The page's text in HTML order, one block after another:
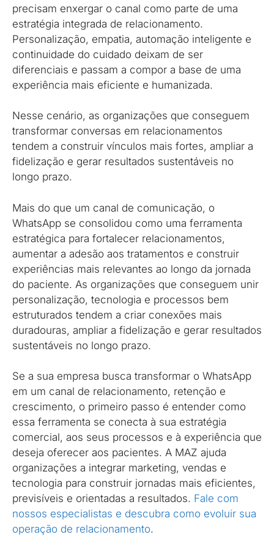
precisam enxergar o canal como parte de uma
estratégia integrada de relacionamento.
Personalização, empatia, automação inteligente e
continuidade do cuidado deixam de ser
diferenciais e passam a compor a base de uma
experiência mais eficiente e humanizada.
Nesse cenário, as organizações que conseguem
transformar conversas em relacionamentos
tendem a construir vínculos mais fortes, ampliar a
fidelização e gerar resultados sustentáveis no
longo prazo.
Mais do que um canal de comunicação, o
WhatsApp se consolidou como uma ferramenta
estratégica para fortalecer relacionamentos,
aumentar a adesão aos tratamentos e construir
experiências mais relevantes ao longo da jornada
do paciente. As organizações que conseguem unir
personalização, tecnologia e processos bem
estruturados tendem a criar conexões mais
duradouras, ampliar a fidelização e gerar resultados
sustentáveis no longo prazo.
Se a sua empresa busca transformar o WhatsApp
em um canal de relacionamento, retenção e
crescimento, o primeiro passo é entender como
essa ferramenta se conecta à sua estratégia
comercial, aos seus processos e à experiência que
deseja oferecer aos pacientes. A MAZ ajuda
organizações a integrar marketing, vendas e
tecnologia para construir jornadas mais eficientes,
previsíveis e orientadas a resultados. Fale com
nossos especialistas e descubra como evoluir sua
operação de relacionamento.